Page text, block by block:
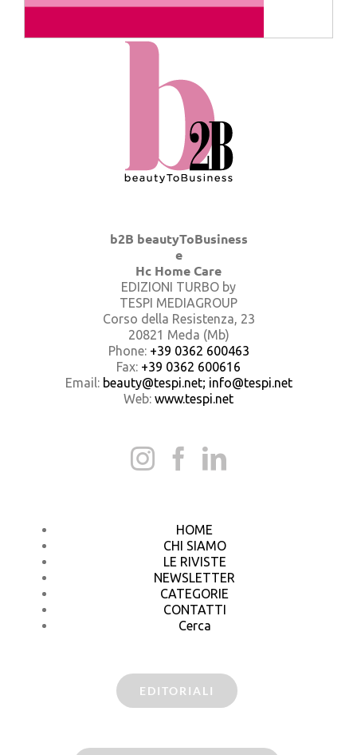
b2B beautyToBusiness
e
Hc Home Care
EDIZIONI TURBO by
TESPI MEDIAGROUP
Corso della Resistenza, 23
20821 Meda (Mb)
Phone: +39 0362 600463
Fax: +39 0362 600616
Email: beauty@tespi.net; info@tespi.net
Web: www.tespi.net
HOME
CHI SIAMO
LE RIVISTE
NEWSLETTER
CATEGORIE
CONTATTI
Cerca
EDITORIALI